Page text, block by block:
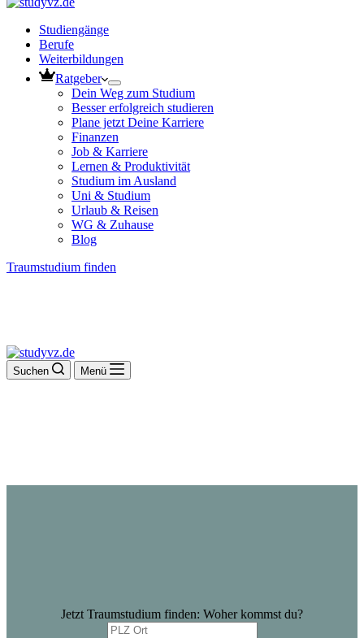
Studiengänge
Berufe
Weiterbildungen
Ratgeber
Dein Weg zum Studium
Besser erfolgreich studieren
Plane jetzt Deine Karriere
Finanzen
Job & Karriere
Lernen & Produktivität
Studium im Ausland
Uni & Studium
Urlaub & Reisen
WG & Zuhause
Blog
Traumstudium finden
Suchen Menü
Jetzt Traumstudium finden: Woher kommst du?